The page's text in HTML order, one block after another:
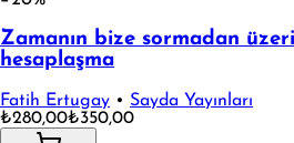
Zamanın bize sormadan
hesaplaşma
Fatih Ertugay • Sayda Yayınları
₺280,00₺350,00